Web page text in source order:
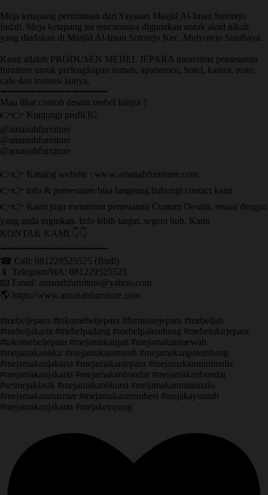
Meja ketapang permintaan dari Yayasan Masjid Al-Iman Sutorejo
Indah. Meja ketapang ini rencananya digunakan untuk akad nikah
yang diadakan di Masjid Al-Iman Sutorejo Kec. Mulyorejo Surabaya.
Kami adalah PRODUSEN MEBEL JEPARA menerima pemesanan
furniture untuk perlengkapan rumah, apartemen, hotel, kantor, resto,
cafe dan instansi lainya.
➖➖➖➖➖➖➖➖➖➖➖➖➖➖➖
Mau lihat contoh desain mebel lainya ?
👉👉 Kunjungi profil IG
@amanahfurniture
@amanahfurniture
@amanahfurniture
👉👉 Katalog website : www.amanahfurniture.com
👉👉 info & pemesanan bisa langsung hubungi contact kami
👉👉 Kami juga menerima pemesanan Custom Desain, sesuai dengan
yang anda inginkan. Info lebih lanjut, segera hub. Kami
KONTAK KAMI 👇👇
➖➖➖➖➖➖➖➖➖➖➖➖➖➖➖ ㅤ
☎ Call: 081229525525 (Budi)
📱 Telegram/WA: 081229525525
📧 Email: amanahfurniture@yahoo.com
🌎 https://www.amanahfurniture.com
#mebeljepara #tokomebeljepara #furniturejepara #mebeljati
#mebeljakarta #mebelpadang #mebelpalembang #mebelukirjepara
#tokomebeljepara #mejamakanjati #mejamakanmewah
#mejamakanukir #mejamakanmurah #mejamakanpalembang
#mejamakanjakarta #mejamakanjepara #mejamakanminimalis
#mejamakanjakarta #mejamakanbundar #mejamakanbundar
#setmejaklasik #mejamakan6kursi #mejamakanminimalis
#mejamakanmarmer #mejamakantrembesi #mejakayuutuh
#mejamakanjakarta #mejaketapang